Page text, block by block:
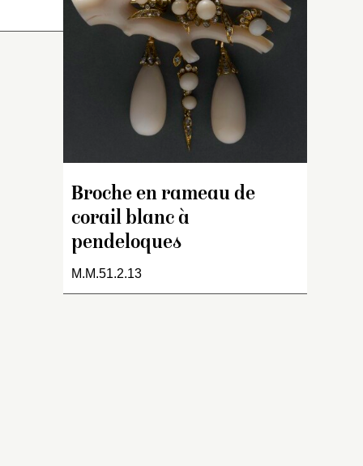
Broche en rameau de
corail blanc à
pendeloques
M.M.51.2.13